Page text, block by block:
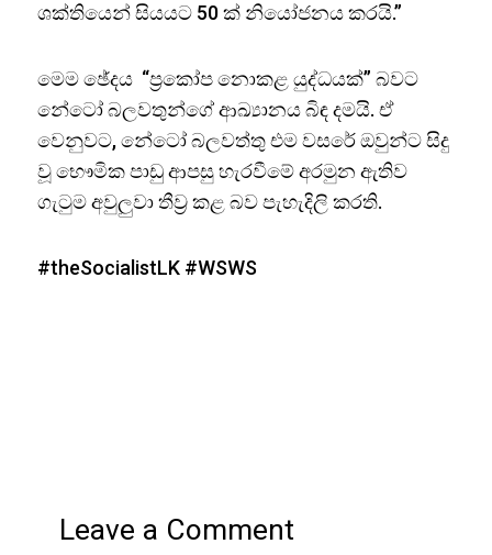
ශක්තියෙන් සියයට 50 ක් නියෝජනය කරයි.”
මෙම ඡේදය “ප්‍රකෝප නොකළ යුද්ධයක්” බවට
නේටෝ බලවතුන්ගේ ආඛ්‍යානය බිඳ දමයි. ඒ
වෙනුවට, නේටෝ බලවත්තු එම වසරේ ඔවුන්ට සිදු
වූ භෞමික පාඩු ආපසු හැරවීමේ අරමුන ඇතිව
ගැටුම අවුලුවා තීව්‍ර කළ බව පැහැදිලි කරති.
#theSocialistLK #WSWS
Leave a Comment